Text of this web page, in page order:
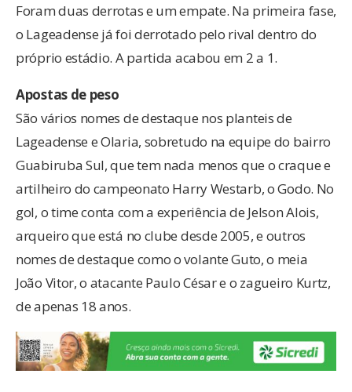
Foram duas derrotas e um empate. Na primeira fase,
o Lageadense já foi derrotado pelo rival dentro do
próprio estádio. A partida acabou em 2 a 1.
Apostas de peso
São vários nomes de destaque nos planteis de
Lageadense e Olaria, sobretudo na equipe do bairro
Guabiruba Sul, que tem nada menos que o craque e
artilheiro do campeonato Harry Westarb, o Godo. No
gol, o time conta com a experiência de Jelson Alois,
arqueiro que está no clube desde 2005, e outros
nomes de destaque como o volante Guto, o meia
João Vitor, o atacante Paulo César e o zagueiro Kurtz,
de apenas 18 anos.